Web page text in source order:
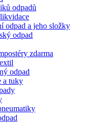
odpadů
odpad a jeho složky
odpad
zdarma
odpad
a tuky